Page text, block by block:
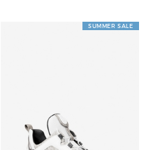
SUMMER SALE